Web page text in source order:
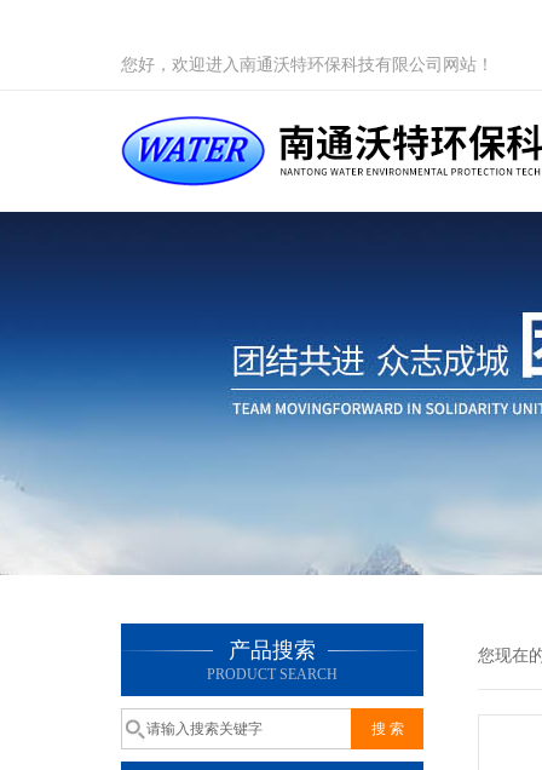
您好，欢迎进入南通沃特环保科技有限公司网站！
产品搜索
PRODUCT SEARCH
您现在